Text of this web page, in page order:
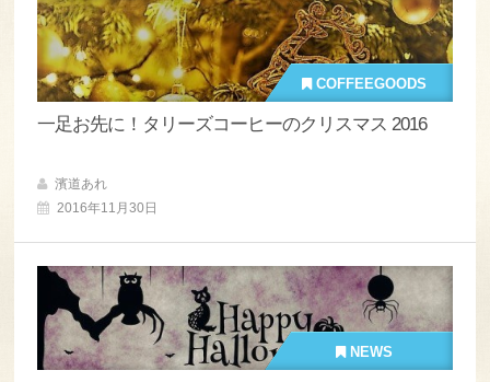
COFFEEGOODS
一足お先に！タリーズコーヒーのクリスマス 2016
濱道あれ
2016年11月30日
NEWS